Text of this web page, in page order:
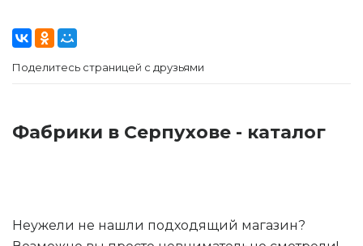
Поделитесь страницей с друзьями
Фабрики в Серпухове - каталог
Неужели не нашли подходящий магазин?